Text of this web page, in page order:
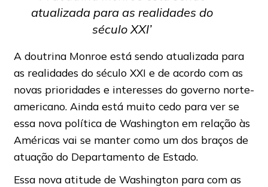
atualizada para as realidades do
século XXI’
A doutrina Monroe está sendo atualizada para
as realidades do século XXI e de acordo com as
novas prioridades e interesses do governo norte-
americano. Ainda está muito cedo para ver se
essa nova política de Washington em relação às
Américas vai se manter como um dos braços de
atuação do Departamento de Estado.
Essa nova atitude de Washington para com as